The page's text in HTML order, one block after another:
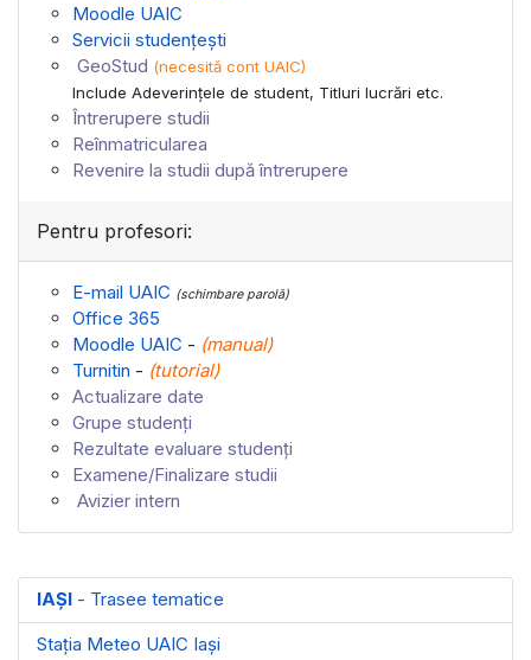
Moodle UAIC
Servicii studențești
GeoStud (necesită cont UAIC)
Include Adeverinţele de student, Titluri lucrări etc.
Întrerupere studii
Reînmatricularea
Revenire la studii după întrerupere
Pentru profesori:
E-mail UAIC (schimbare parolă)
Office 365
Moodle UAIC - (manual)
Turnitin - (tutorial)
Actualizare date
Grupe studenți
Rezultate evaluare studenți
Examene/Finalizare studii
Avizier intern
IAȘI - Trasee tematice
Stația Meteo UAIC Iași